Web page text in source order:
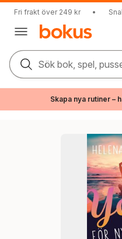
Fri frakt över 249 kr •
Sök bok, spel,
Skapa nya rutiner –